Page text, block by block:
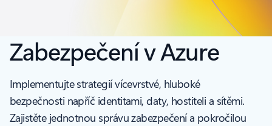
Zabezpečení v Azure
Implementujte strategií vícevrstvé, hluboké
bezpečnosti napříč identitami, daty, hostiteli a sítěmi.
Zajistěte jednotnou správu zabezpečení a pokročilou